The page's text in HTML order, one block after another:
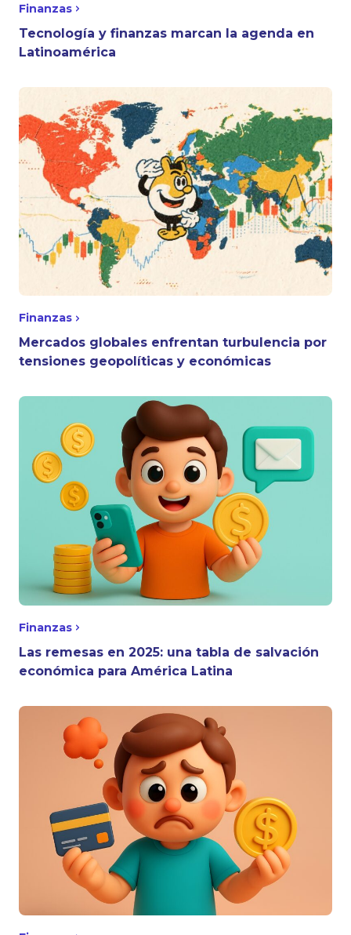
Finanzas
Tecnología y finanzas marcan la agenda en
Latinoamérica
Finanzas
Mercados globales enfrentan turbulencia por
tensiones geopolíticas y económicas
Finanzas
Las remesas en 2025: una tabla de salvación
económica para América Latina